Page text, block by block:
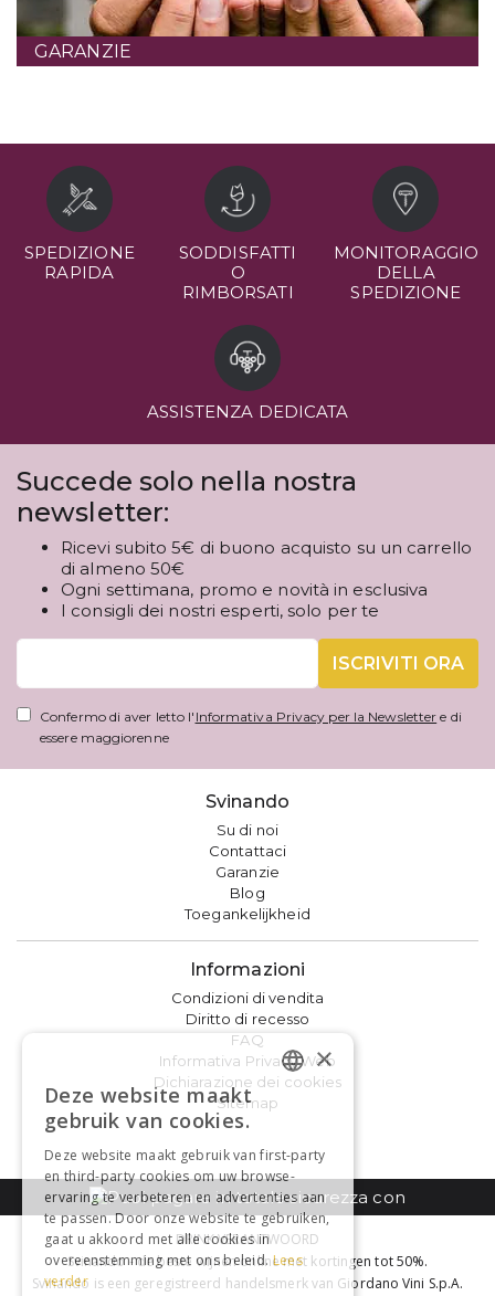
GARANZIE
SPEDIZIONE
RAPIDA
SODDISFATTI
O
RIMBORSATI
MONITORAGGIO
DELLA
SPEDIZIONE
ASSISTENZA DEDICATA
Succede solo nella nostra
newsletter:
Ricevi subito 5€ di buono acquisto su un carrello
di almeno 50€
Ogni settimana, promo e novità in esclusiva
I consigli dei nostri esperti, solo per te
ISCRIVITI ORA
Confermo di aver letto l' Informativa Privacy per la Newsletter e di
essere maggiorenne
Svinando
Su di noi
Contattaci
Garanzie
Blog
Toegankelijkheid
Informazioni
Condizioni di vendita
Diritto di recesso
FAQ
Informativa Privacy Web
Dichiarazione dei cookies
Sitemap
DRINK VERANTWOORD
Svinando - de beste wijnen online met kortingen tot 50%.
Svinando is een geregistreerd handelsmerk van Giordano Vini S.p.A.
×
Deze website maakt
gebruik van cookies.
Deze website maakt gebruik van first-party
en third-party cookies om uw browse-
ervaring te verbeteren en advertenties aan
te passen. Door onze website te gebruiken,
gaat u akkoord met alle cookies in
overeenstemming met ons beleid.Lees
verder